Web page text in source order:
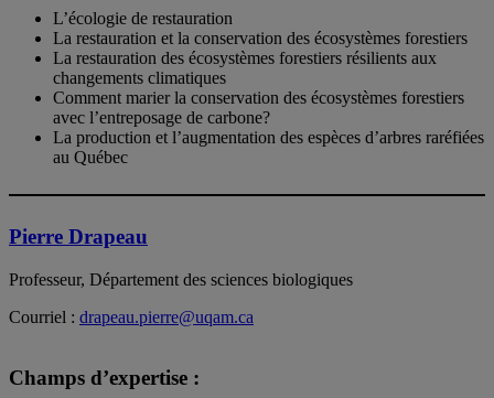
L’écologie de restauration
La restauration et la conservation des écosystèmes forestiers
La restauration des écosystèmes forestiers résilients aux
changements climatiques
Comment marier la conservation des écosystèmes forestiers
avec l’entreposage de carbone?
La production et l’augmentation des espèces d’arbres raréfiées
au Québec
Pierre Drapeau
Professeur, Département des sciences biologiques
Courriel : drapeau.pierre@uqam.ca
Champs d’expertise :